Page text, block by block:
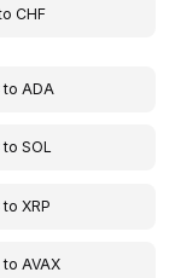
CHF
to ADA
to SOL
to XRP
to AVAX